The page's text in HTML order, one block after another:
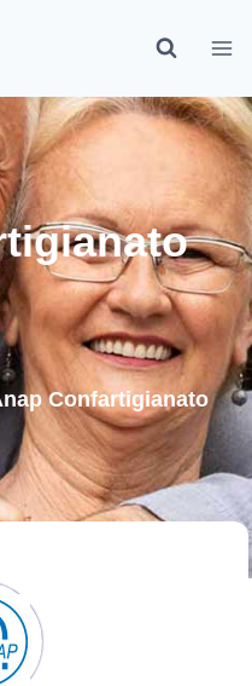
Confartigianato